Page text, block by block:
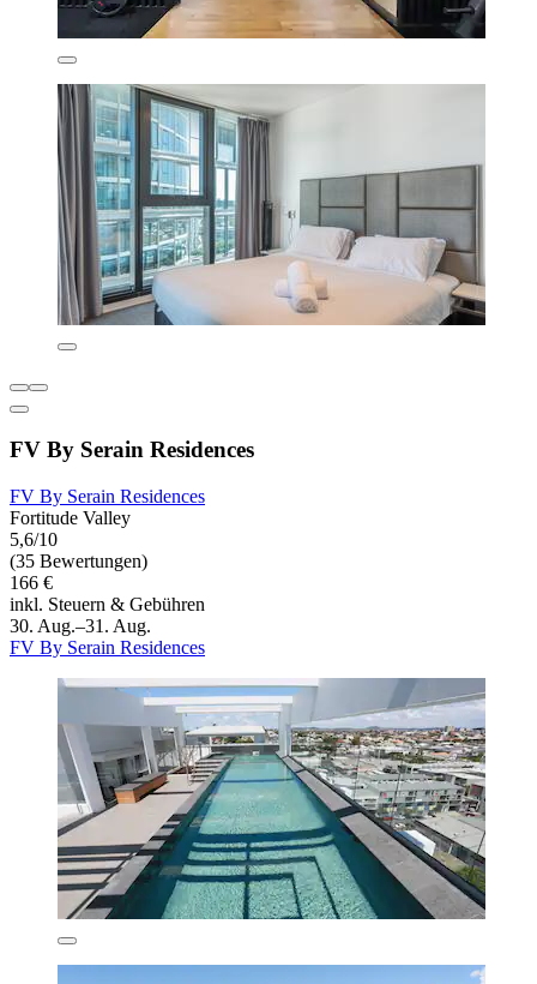
FV By Serain Residences
FV By Serain Residences
Fortitude Valley
5,6/10
(35 Bewertungen)
166 €
inkl. Steuern & Gebühren
30. Aug.–31. Aug.
FV By Serain Residences